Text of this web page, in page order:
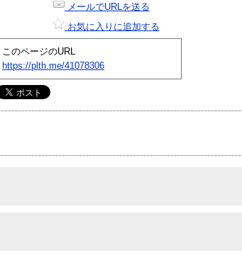
メールでURLを送る
お気に入りに追加する
このページのURL
https://plth.me/41078306